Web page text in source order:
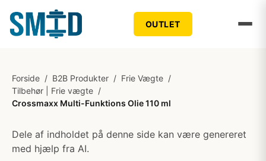
OUTLET
Forside / B2B Produkter / Frie Vægte /
Tilbehør | Frie vægte /
Crossmaxx Multi-Funktions Olie 110 ml
Dele af indholdet på denne side kan være genereret
med hjælp fra AI.